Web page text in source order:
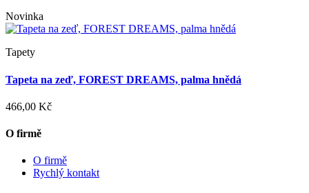
Novinka
Tapety
Tapeta na zeď, FOREST DREAMS, palma hnědá
466,00 Kč
O firmě
O firmě
Rychlý kontakt